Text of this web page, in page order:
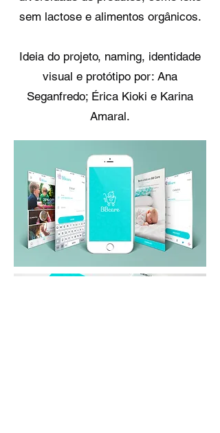
sem lactose e alimentos orgânicos.
Ideia do projeto, naming, identidade
visual e protótipo por: Ana
Seganfredo; Érica Kioki e Karina
Amaral.